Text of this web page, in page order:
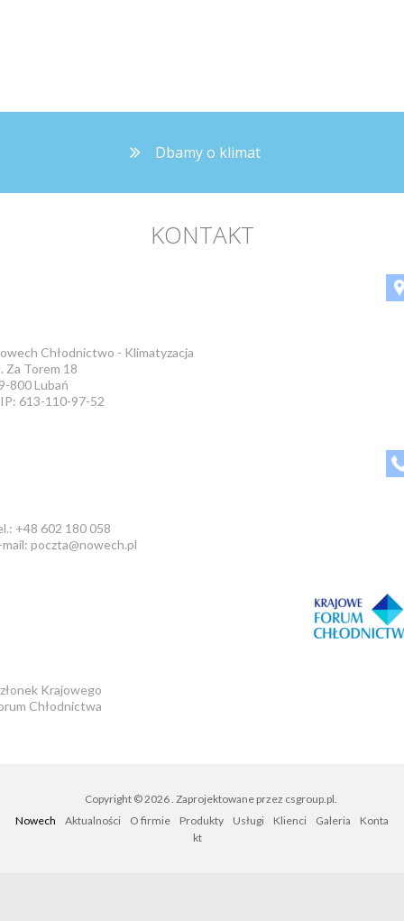
Dbamy o klimat
KONTAKT
Chłodnictwo - Klimatyzacja
Za Torem 18
800 Lubań
613-110-97-52
+48 602 180 058
poczta@nowech.pl
Krajowego
Chłodnictwa
Copyright © 2026. Zaprojektowane przez csgroup.pl.
Nowech
Aktualności O firmie Produkty Usługi Klienci Galeria
Konta
kt